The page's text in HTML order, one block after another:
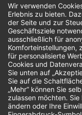
Bewertungen